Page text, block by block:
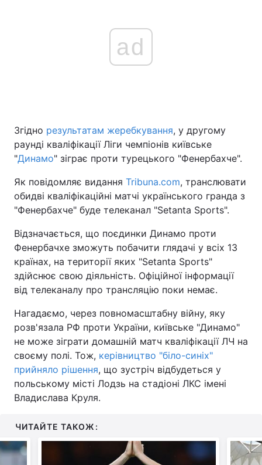
ad
Згідно результатам жеребкування, у другому
раунді кваліфікації Ліги чемпіонів київське
"Динамо" зіграє проти турецького "Фенербахче".
Як повідомляє видання Tribuna.com, транслювати
обидві кваліфікаційні матчі українського гранда з
"Фенербахче" буде телеканал "Setanta Sports".
Відзначається, що поєдинки Динамо проти
Фенербачхе зможуть побачити глядачі у всіх 13
країнах, на території яких "Setanta Sports"
здійснює свою діяльність. Офіційної інформації
від телеканалу про трансляцію поки немає.
Нагадаємо, через повномасштабну війну, яку
розв'язала РФ проти України, київське "Динамо"
не може зіграти домашній матч кваліфікації ЛЧ на
своєму полі. Тож, керівництво "біло-синіх"
прийняло рішення, що зустріч відбудеться у
польському місті Лодзь на стадіоні ЛКС імені
Владислава Круля.
ЧИТАЙТЕ ТАКОЖ: